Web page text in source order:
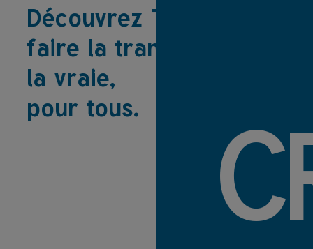
Découvrez TiCO pour
faire la transparence,
la vraie,
pour tous.